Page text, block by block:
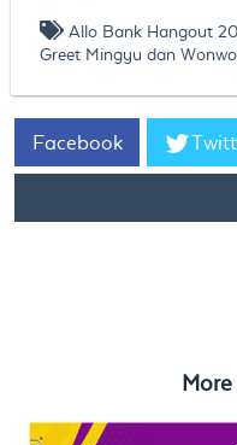
Allo Bank Hangout
Greet Mingyu dan
Facebook